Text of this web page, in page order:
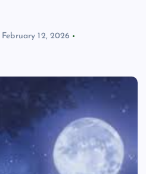
February 12, 2026